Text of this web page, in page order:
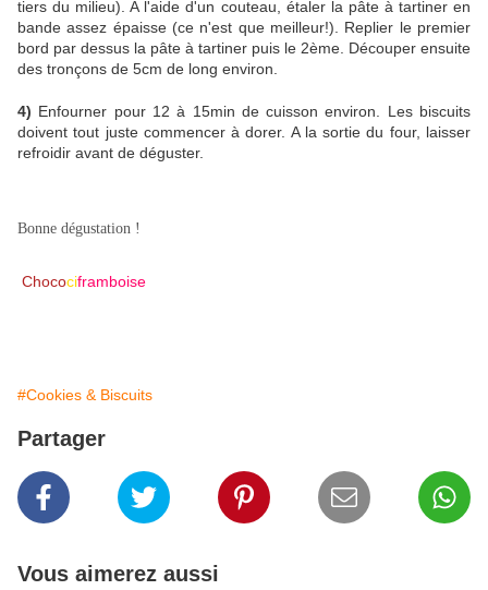
tiers du milieu). A l'aide d'un couteau, étaler la pâte à tartiner en
bande assez épaisse (ce n'est que meilleur!). Replier le premier
bord par dessus la pâte à tartiner puis le 2ème. Découper ensuite
des tronçons de 5cm de long environ.
4) Enfourner pour 12 à 15min de cuisson environ. Les biscuits
doivent tout juste commencer à dorer. A la sortie du four, laisser
refroidir avant de déguster.
Bonne dégustation !
Chocociframboise
#Cookies & Biscuits
Partager
Vous aimerez aussi